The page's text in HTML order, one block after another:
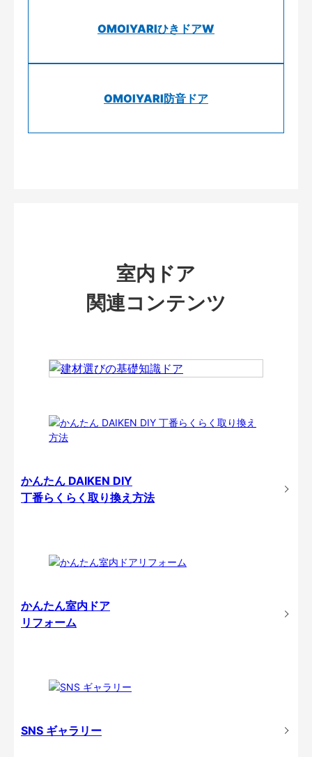
OMOIYARIひきドアW
OMOIYARI防音ドア
室内ドア
関連コンテンツ
かんたん DAIKEN DIY
丁番らくらく取り換え方法
かんたん室内ドア
リフォーム
SNS ギャラリー